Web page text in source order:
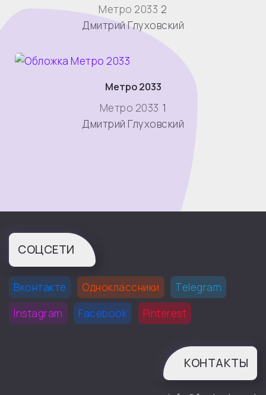
Метро 2033 2
Дмитрий Глуховский
Метро 2033
Метро 2033 1
Дмитрий Глуховский
СОЦСЕТИ
Вконтакте Одноклассники
Telegram
Instagram
Facebook Pinterest
КОНТАКТЫ